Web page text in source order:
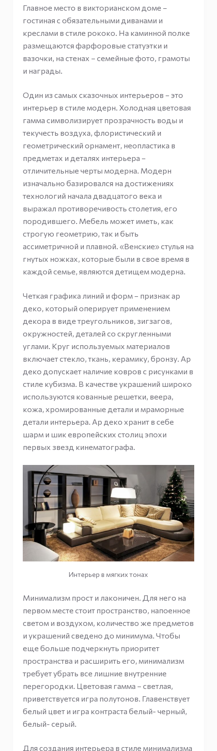
Главное место в викторианском доме –
гостиная с обязательными диванами и
креслами в стиле рококо. На каминной полке
размещаются фарфоровые статуэтки и
вазочки, на стенах – семейные фото, грамоты
и награды.
Один из самых сказочных интерьеров – это
интерьер в стиле модерн. Холодная цветовая
гамма символизирует прозрачность воды и
текучесть воздуха, флористический и
геометрический орнамент, неопластика в
предметах и деталях интерьера –
отличительные черты модерна. Модерн
изначально базировался на достижениях
технологий начала двадцатого века и
выражал противоречивость столетия, его
породившего. Мебель может иметь, как
строгую геометрию, так и быть
ассиметричной и плавной. «Венские» стулья на
гнутых ножках, которые были в свое время в
каждой семье, являются детищем модерна.
Четкая графика линий и форм – признак ар
деко, который оперирует применением
декора в виде треугольников, зигзагов,
окружностей, деталей со скругленными
углами. Круг используемых материалов
включает стекло, ткань, керамику, бронзу. Ар
деко допускает наличие ковров с рисунками в
стиле кубизма. В качестве украшений широко
используются кованные решетки, веера,
кожа, хромированные детали и мраморные
детали интерьера. Ар деко хранит в себе
шарм и шик европейских столиц эпохи
первых звезд кинематографа.
Интерьер в мягких тонах
Минимализм прост и лаконичен. Для него на
первом месте стоит пространство, напоенное
светом и воздухом, количество же предметов
и украшений сведено до минимума. Чтобы
еще больше подчеркнуть приоритет
пространства и расширить его, минимализм
требует убрать все лишние внутренние
перегородки. Цветовая гамма – светлая,
приветствуется игра полутонов. Главенствует
белый цвет и игра контраста белый- черный,
белый- серый.
Для создания интерьера в стиле минимализма